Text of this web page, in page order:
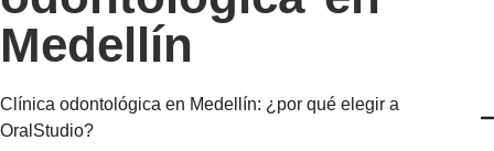
Medellín
Clínica odontológica en Medellín: ¿por qué elegir a
OralStudio?